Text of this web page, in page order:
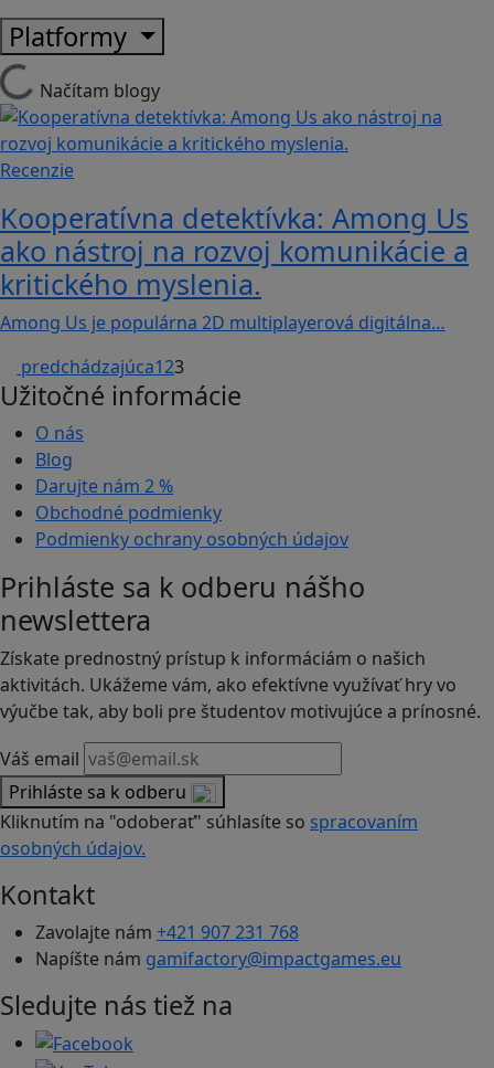
Platformy
Načítam blogy
Recenzie
Kooperatívna detektívka: Among Us
ako nástroj na rozvoj komunikácie a
kritického myslenia.
Among Us je populárna 2D multiplayerová digitálna…
predchádzajúca123
Užitočné informácie
O nás
Blog
Darujte nám 2 %
Obchodné podmienky
Podmienky ochrany osobných údajov
Prihláste sa k odberu nášho
newslettera
Získate prednostný prístup k informáciám o našich
aktivitách. Ukážeme vám, ako efektívne využívať hry vo
výučbe tak, aby boli pre študentov motivujúce a prínosné.
Váš email
Prihláste sa k odberu
Kliknutím na "odoberať" súhlasíte so spracovaním
osobných údajov.
Kontakt
Zavolajte nám +421 907 231 768
Napíšte nám gamifactory@impactgames.eu
Sledujte nás tiež na